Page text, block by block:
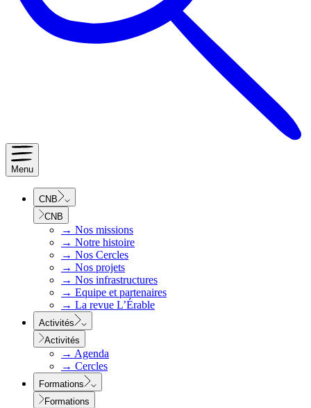
Menu
CNB
CNB
→ Nos missions
→ Notre histoire
→ Nos Cercles
→ Nos projets
→ Nos infrastructures
→ Equipe et partenaires
→ La revue L’Érable
Activités
Activités
→ Agenda
→ Cercles
Formations
Formations